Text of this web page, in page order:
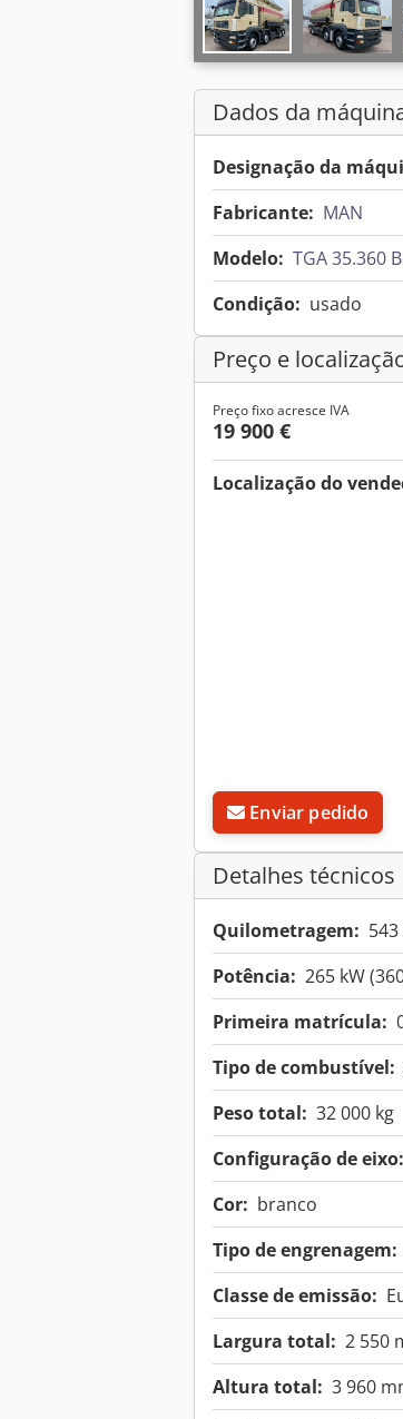
Dados da
Designação da
Fabricante: MAN
Modelo: TGA 35.360
Condição: usado
Preço e
Preço fixo acresce IVA
19 900 €
Localização do
Enviar pedido
Detalhes técnicos
Quilometragem:
Potência: 265 kW
Primeira matrícula:
Tipo de combustível:
Peso total: 32 000 kg
Configuração de eixo:
Cor: branco
Tipo de engrenagem:
Classe de emissão:
Largura total: 2 550
Altura total: 3 960